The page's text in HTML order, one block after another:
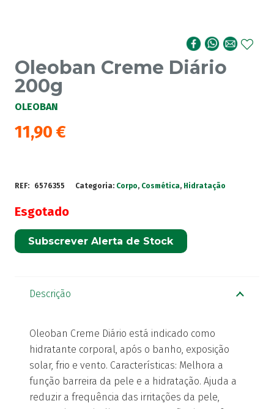
Oleoban Creme Diário
200g
OLEOBAN
11,90 €
REF: 6576355 Categoria: Corpo, Cosmética, Hidratação
Esgotado
Subscrever Alerta de Stock
Descrição
Oleoban Creme Diário está indicado como
hidratante corporal, após o banho, exposição
solar, frio e vento. Características: Melhora a
função barreira da pele e a hidratação. Ajuda a
reduzir a frequência das irritações da pele,